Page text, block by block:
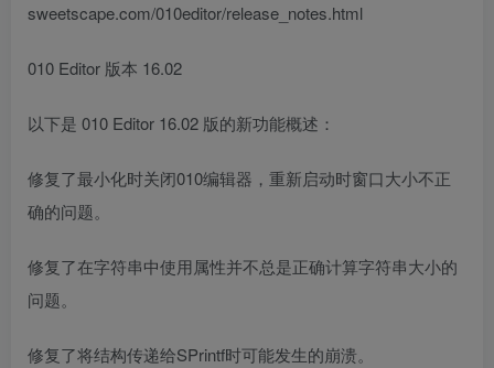
sweetscape.com/010editor/release_notes.html
010 Editor 版本 16.02
以下是 010 Editor 16.02 版的新功能概述：
修复了最小化时关闭010编辑器，重新启动时窗口大小不正
确的问题。
修复了在字符串中使用属性并不总是正确计算字符串大小的
问题。
修复了将结构传递给SPrintf时可能发生的崩溃。